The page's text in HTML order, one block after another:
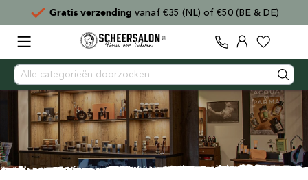
Gratis verzending vanaf €35 (NL) of €50 (BE & DE)